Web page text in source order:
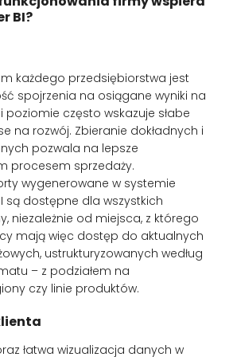
BI?
każdego przedsiębiorstwa jest
spojrzenia na osiągane wyniki na
poziomie często wskazuje słabe
na rozwój. Zbieranie dokładnych i
pozwala na lepsze
procesem sprzedaży.
wygenerowane w systemie
są dostępne dla wszystkich
niezależnie od miejsca, z którego
mają więc dostęp do aktualnych
ustrukturyzowanych według
– z podziałem na
czy linie produktów.
łatwa wizualizacja danych w